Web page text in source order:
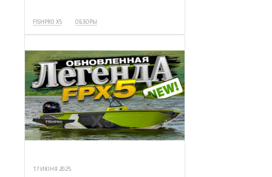
FISHPRO X5 ОБЗОРЫ
17 ИЮНЯ 2025